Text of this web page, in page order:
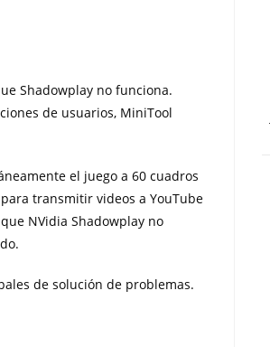
Shadowplay no funciona.
de usuarios, MiniTool
el juego a 60 cuadros
transmitir videos a YouTube
NVidia Shadowplay no
de solución de problemas.